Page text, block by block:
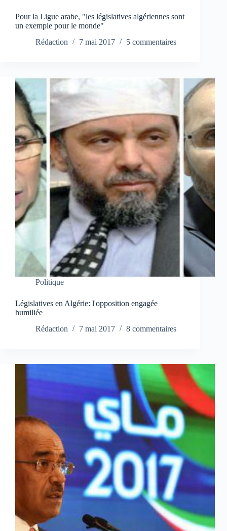
Pour la Ligue arabe, "les législatives algériennes sont
un exemple pour le monde"
Rédaction
7 mai 2017 5 commentaires
Politique
Législatives en Algérie: l'opposition engagée
humiliée
Rédaction
7 mai 2017 8 commentaires